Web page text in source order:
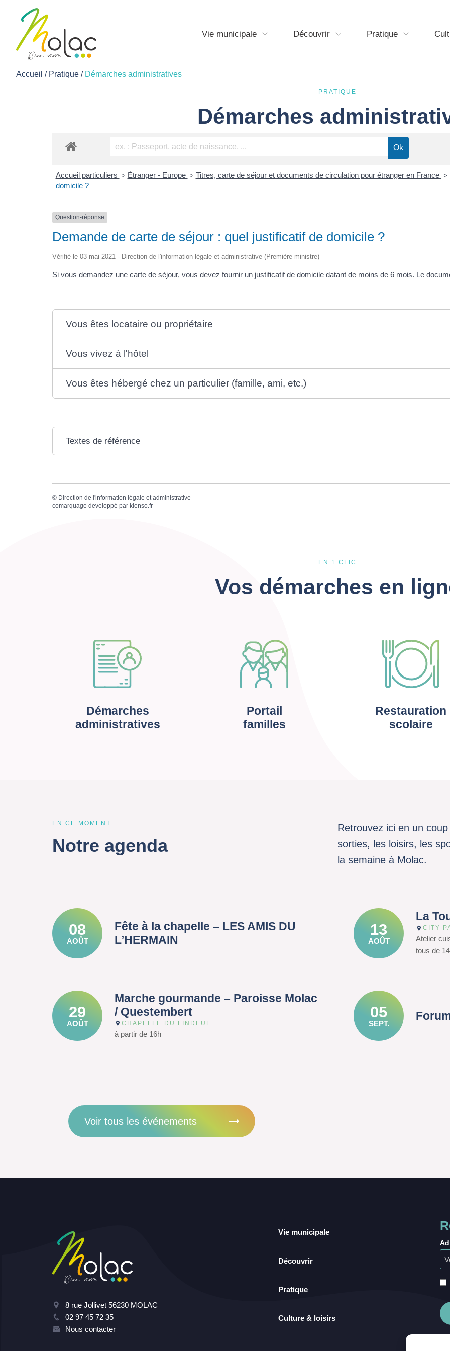
Vie municipale Découvrir Pratique
Accueil / Pratique / Démarches administratives
PRATIQUE
Démarches
Accueil particuliers > Étranger - Europe > Titres, carte de séjour et documents de circulation pour étranger en France >
domicile ?
Question-réponse
Demande de carte de séjour : quel justificatif de domicile ?
Vérifié le 03 mai 2021 - Direction de l'information légale et administrative (Première ministre)
Si vous demandez une carte de séjour, vous devez fournir un justificatif de domicile datant de moins de 6 mois. Le
Vous êtes locataire ou propriétaire
Vous vivez à l'hôtel
Vous êtes hébergé chez un particulier (famille, ami, etc.)
Textes de référence
© Direction de l'information légale et administrative
comarquage developpé par kienso.fr
EN 1 CLIC
Vos démarches en
Démarches
administratives
Portail
familles
Restauration
scolaire
EN CE MOMENT
Notre agenda
Retrouvez ici en un
sorties, les loisirs, les
la semaine à Molac.
08
AOÛT
Fête à la chapelle – LES AMIS DU
L’HERMAIN
13
AOÛT
La
CITY
Atelier
tous de
29
AOÛT
Marche gourmande – Paroisse Molac
/ Questembert
CHAPELLE DU LINDEUL
à partir de 16h
05
SEPT.
Voir tous les événements
8 rue Jollivet 56230 MOLAC
02 97 45 72 35
Nous contacter
Vie municipale
Découvrir
Pratique
Culture & loisirs